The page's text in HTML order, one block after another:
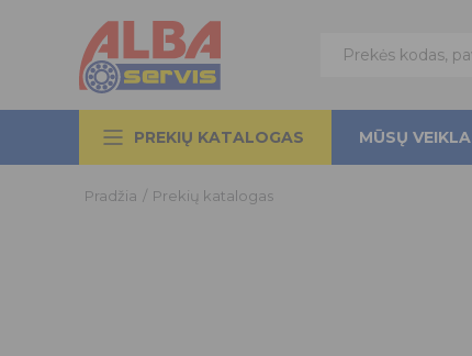
PREKIŲ KATALOGAS MŪSŲ VEIKLA
Pradžia / Prekių katalogas